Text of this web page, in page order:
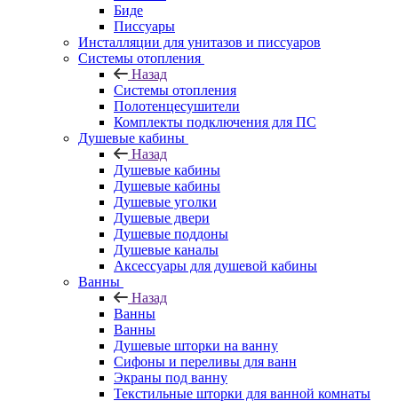
Биде
Писсуары
Инсталляции для унитазов и писсуаров
Системы отопления
Назад
Системы отопления
Полотенцесушители
Комплекты подключения для ПС
Душевые кабины
Назад
Душевые кабины
Душевые кабины
Душевые уголки
Душевые двери
Душевые поддоны
Душевые каналы
Аксессуары для душевой кабины
Ванны
Назад
Ванны
Ванны
Душевые шторки на ванну
Сифоны и переливы для ванн
Экраны под ванну
Текстильные шторки для ванной комнаты